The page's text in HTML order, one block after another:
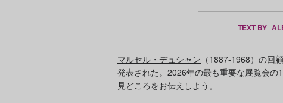
TEXT BY
マルセル・デュシャン （1887-1968）の回
発表された。2026年の最も重要な展覧会の
見どころをお伝えしよう。